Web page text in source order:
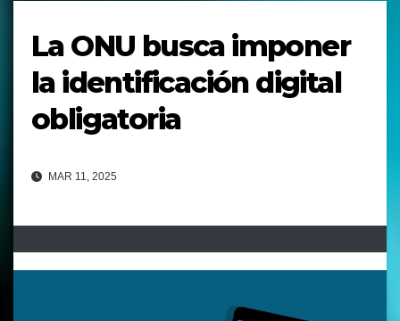
La ONU busca imponer
la identificación digital
obligatoria
MAR 11, 2025